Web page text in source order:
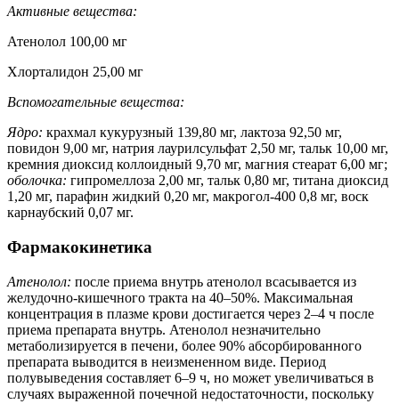
Активные вещества:
Атенолол 100,00 мг
Хлорталидон 25,00 мг
Вспомогательные вещества:
Ядро: крахмал кукурузный 139,80 мг, лактоза 92,50 мг,
повидон 9,00 мг, натрия лаурилсульфат 2,50 мг, тальк 10,00 мг,
кремния диоксид коллоидный 9,70 мг, магния стеарат 6,00 мг;
оболочка: гипромеллоза 2,00 мг, тальк 0,80 мг, титана диоксид
1,20 мг, парафин жидкий 0,20 мг, макрогол-400 0,8 мг, воск
карнаубский 0,07 мг.
Фармакокинетика
Атенолол: после приема внутрь атенолол всасывается из
желудочно-кишечного тракта на 40–50%. Максимальная
концентрация в плазме крови достигается через 2–4 ч после
приема препарата внутрь. Атенолол незначительно
метаболизируется в печени, более 90% абсорбированного
препарата выводится в неизмененном виде. Период
полувыведения составляет 6–9 ч, но может увеличиваться в
случаях выраженной почечной недостаточности, поскольку